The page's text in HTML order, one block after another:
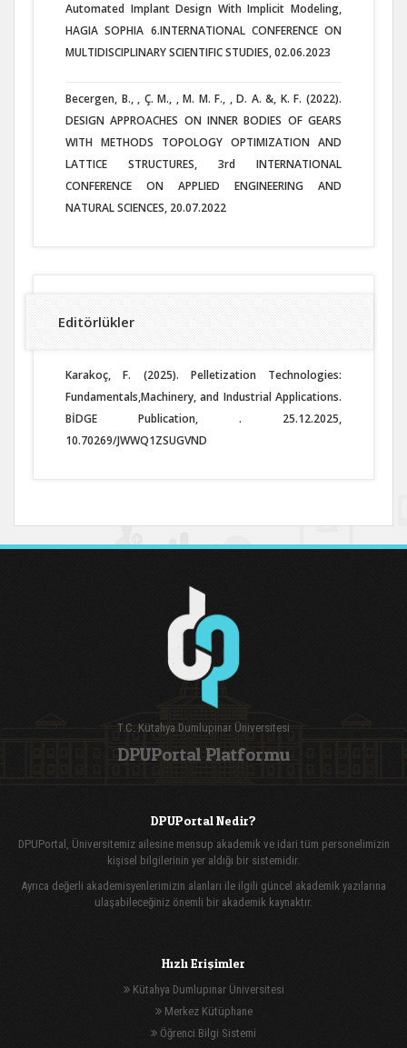
Automated Implant Design With Implicit Modeling,
HAGIA SOPHIA 6.INTERNATIONAL CONFERENCE ON
MULTIDISCIPLINARY SCIENTIFIC STUDIES, 02.06.2023
Becergen, B., , Ç. M., , M. M. F., , D. A. &, K. F. (2022).
DESIGN APPROACHES ON INNER BODIES OF GEARS
WITH METHODS TOPOLOGY OPTIMIZATION AND
LATTICE STRUCTURES, 3rd INTERNATIONAL
CONFERENCE ON APPLIED ENGINEERING AND
NATURAL SCIENCES, 20.07.2022
Editörlükler
Karakoç, F. (2025). Pelletization Technologies:
Fundamentals,Machinery, and Industrial Applications.
BİDGE Publication, . 25.12.2025,
10.70269/JWWQ1ZSUGVND
T.C. Kütahya Dumlupınar Üniversitesi
DPUPortal Platformu
DPUPortal Nedir?
DPUPortal, Üniversitemiz ailesine mensup akademik ve idari tüm personelimizin
kişisel bilgilerinin yer aldığı bir sistemidir.
Ayrıca değerli akademisyenlerimizin alanları ile ilgili güncel akademik yazılarına
ulaşabileceğiniz önemli bir akademik kaynaktır.
Hızlı Erişimler
Kütahya Dumlupınar Üniversitesi
Merkez Kütüphane
Öğrenci Bilgi Sistemi